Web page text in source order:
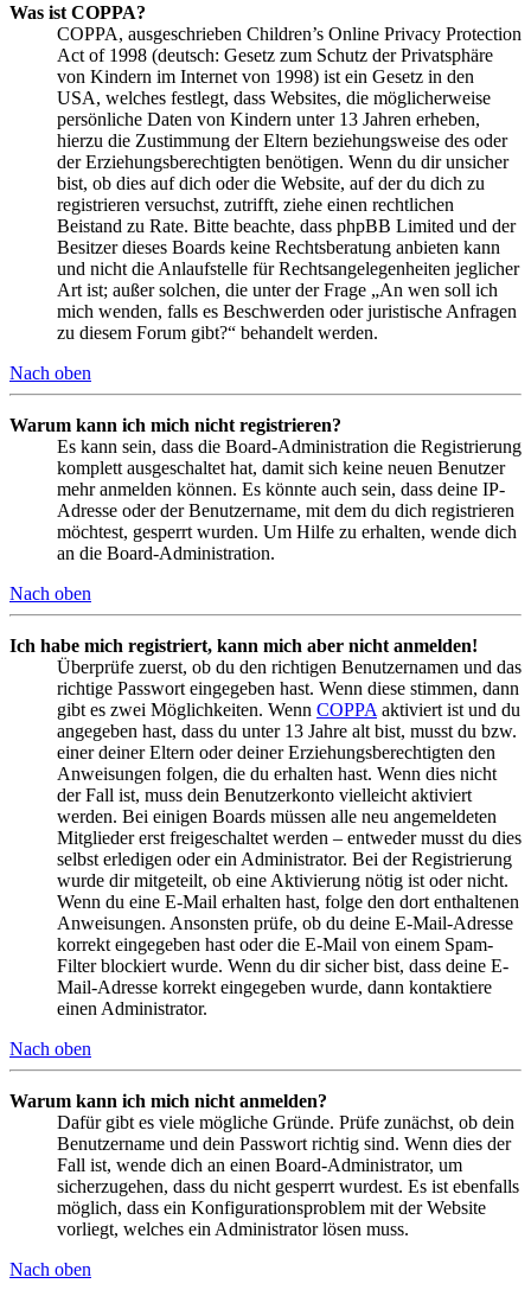
Was ist COPPA?
COPPA, ausgeschrieben Children’s Online Privacy Protection
Act of 1998 (deutsch: Gesetz zum Schutz der Privatsphäre
von Kindern im Internet von 1998) ist ein Gesetz in den
USA, welches festlegt, dass Websites, die möglicherweise
persönliche Daten von Kindern unter 13 Jahren erheben,
hierzu die Zustimmung der Eltern beziehungsweise des oder
der Erziehungsberechtigten benötigen. Wenn du dir unsicher
bist, ob dies auf dich oder die Website, auf der du dich zu
registrieren versuchst, zutrifft, ziehe einen rechtlichen
Beistand zu Rate. Bitte beachte, dass phpBB Limited und der
Besitzer dieses Boards keine Rechtsberatung anbieten kann
und nicht die Anlaufstelle für Rechtsangelegenheiten jeglicher
Art ist; außer solchen, die unter der Frage „An wen soll ich
mich wenden, falls es Beschwerden oder juristische Anfragen
zu diesem Forum gibt?“ behandelt werden.
Nach oben
Warum kann ich mich nicht registrieren?
Es kann sein, dass die Board-Administration die Registrierung
komplett ausgeschaltet hat, damit sich keine neuen Benutzer
mehr anmelden können. Es könnte auch sein, dass deine IP-
Adresse oder der Benutzername, mit dem du dich registrieren
möchtest, gesperrt wurden. Um Hilfe zu erhalten, wende dich
an die Board-Administration.
Nach oben
Ich habe mich registriert, kann mich aber nicht anmelden!
Überprüfe zuerst, ob du den richtigen Benutzernamen und das
richtige Passwort eingegeben hast. Wenn diese stimmen, dann
gibt es zwei Möglichkeiten. Wenn COPPA aktiviert ist und du
angegeben hast, dass du unter 13 Jahre alt bist, musst du bzw.
einer deiner Eltern oder deiner Erziehungsberechtigten den
Anweisungen folgen, die du erhalten hast. Wenn dies nicht
der Fall ist, muss dein Benutzerkonto vielleicht aktiviert
werden. Bei einigen Boards müssen alle neu angemeldeten
Mitglieder erst freigeschaltet werden – entweder musst du dies
selbst erledigen oder ein Administrator. Bei der Registrierung
wurde dir mitgeteilt, ob eine Aktivierung nötig ist oder nicht.
Wenn du eine E-Mail erhalten hast, folge den dort enthaltenen
Anweisungen. Ansonsten prüfe, ob du deine E-Mail-Adresse
korrekt eingegeben hast oder die E-Mail von einem Spam-
Filter blockiert wurde. Wenn du dir sicher bist, dass deine E-
Mail-Adresse korrekt eingegeben wurde, dann kontaktiere
einen Administrator.
Nach oben
Warum kann ich mich nicht anmelden?
Dafür gibt es viele mögliche Gründe. Prüfe zunächst, ob dein
Benutzername und dein Passwort richtig sind. Wenn dies der
Fall ist, wende dich an einen Board-Administrator, um
sicherzugehen, dass du nicht gesperrt wurdest. Es ist ebenfalls
möglich, dass ein Konfigurationsproblem mit der Website
vorliegt, welches ein Administrator lösen muss.
Nach oben